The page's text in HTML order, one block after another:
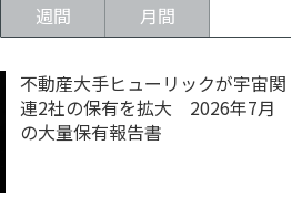
週間 月間
不動産大手ヒューリックが宇宙関
連2社の保有を拡大 2026年7月
の大量保有報告書